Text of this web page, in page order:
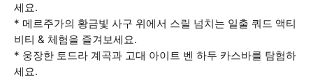
세요.
* 메르주가의 황금빛 사구 위에서 스릴 넘치는 일출 쿼드 액티
비티 & 체험을 즐겨보세요.
* 웅장한 토드라 계곡과 고대 아이트 벤 하두 카스바를 탐험하
세요.